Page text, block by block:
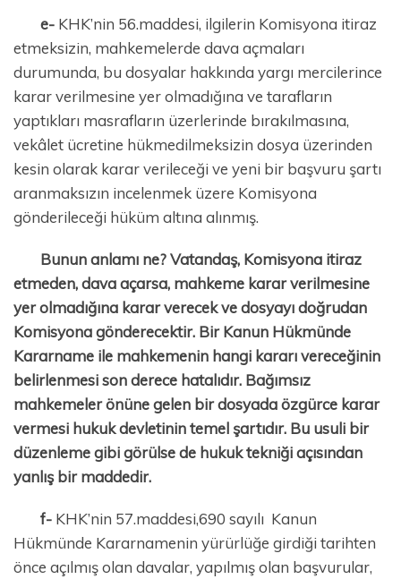
e- KHK’nin 56.maddesi, ilgilerin Komisyona itiraz
etmeksizin, mahkemelerde dava açmaları
durumunda, bu dosyalar hakkında yargı mercilerince
karar verilmesine yer olmadığına ve tarafların
yaptıkları masrafların üzerlerinde bırakılmasına,
vekâlet ücretine hükmedilmeksizin dosya üzerinden
kesin olarak karar verileceği ve yeni bir başvuru şartı
aranmaksızın incelenmek üzere Komisyona
gönderileceği hüküm altına alınmış.
Bunun anlamı ne? Vatandaş, Komisyona itiraz
etmeden, dava açarsa, mahkeme karar verilmesine
yer olmadığına karar verecek ve dosyayı doğrudan
Komisyona gönderecektir. Bir Kanun Hükmünde
Kararname ile mahkemenin hangi kararı vereceğinin
belirlenmesi son derece hatalıdır. Bağımsız
mahkemeler önüne gelen bir dosyada özgürce karar
vermesi hukuk devletinin temel şartıdır. Bu usuli bir
düzenleme gibi görülse de hukuk tekniği açısından
yanlış bir maddedir.
f- KHK’nin 57.maddesi,690 sayılı Kanun
Hükmünde Kararnamenin yürürlüğe girdiği tarihten
önce açılmış olan davalar, yapılmış olan başvurular,